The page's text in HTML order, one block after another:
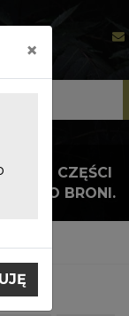
I CZĘŚCI
DO BRONI.
×